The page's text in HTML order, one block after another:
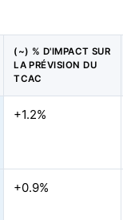
(~) % D'IMPACT SUR
LA PRÉVISION DU
TCAC
+1.2%
+0.9%